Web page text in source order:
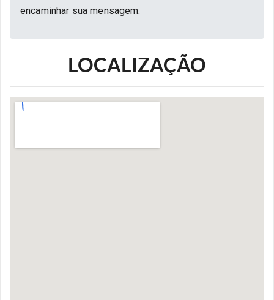
encaminhar sua mensagem.
LOCALIZAÇÃO